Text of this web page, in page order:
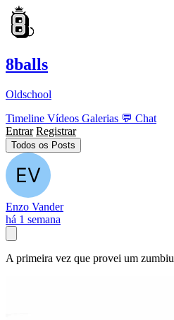
8balls
Oldschool
Timeline Vídeos Galerias 💬 Chat
Entrar Registrar
Todos os Posts
Enzo Vander
há 1 semana
A primeira vez que provei um zumbiu